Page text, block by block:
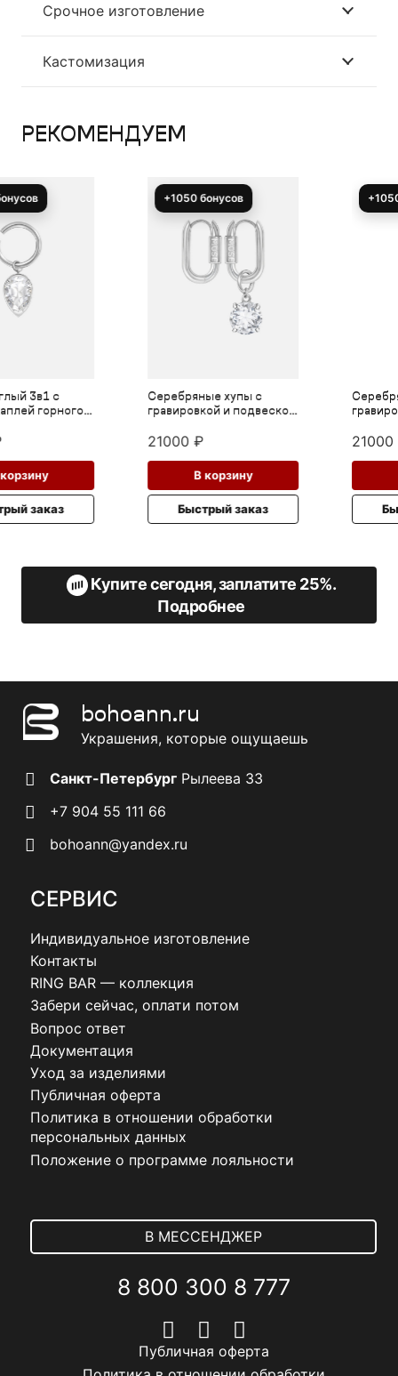
Срочное изготовление
Кастомизация
РЕКОМЕНДУЕМ
+1050 бонусов
Серебряные хупы с
гравировкой и подвеской
Быстрый заказ
+1050 бонусов
Серебряные хупы с
гравировкой и подвеской
Быстрый заказ
Купите сегодня, заплатите 25%.
Подробнее
bohoann.ru
Украшения, которые ощущаешь
Санкт-Петербург Рылеева 33
+7 904 55 111 66
bohoann@yandex.ru
СЕРВИС
Индивидуальное изготовление
Контакты
RING BAR — коллекция
Забери сейчас, оплати потом
Вопрос ответ
Документация
Уход за изделиями
Публичная оферта
Политика в отношении обработки
персональных данных
Положение о программе лояльности
В МЕССЕНДЖЕР
8 800 300 8 777
Публичная оферта